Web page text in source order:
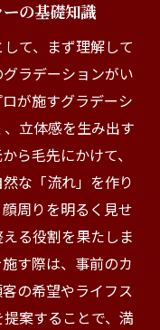
の基礎知識
て、まず理解して
ラデーションがい
が施すグラデーシ
立体感を生み出す
ら毛先にかけて、
な「流れ」を作り
周りを明るく見せ
る役割を果たしま
す際は、事前のカ
の希望やライフス
案することで、満